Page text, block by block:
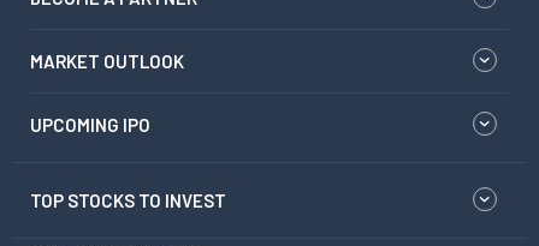
MARKET OUTLOOK
UPCOMING IPO
TOP STOCKS TO INVEST